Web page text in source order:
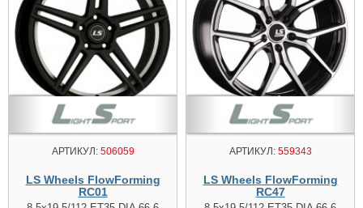
АРТИКУЛ:506059
LS Wheels FlowForming
RC01
АРТИКУЛ:559343
LS Wheels FlowForming
RC47